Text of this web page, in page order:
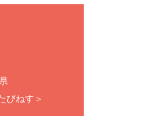
びねす＞